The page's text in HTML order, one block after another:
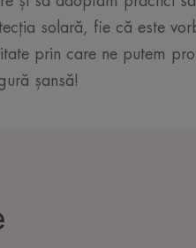
solară, fie că este
prin care ne putem
șansă!